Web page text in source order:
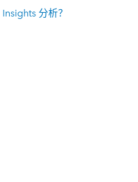
Insights分析？